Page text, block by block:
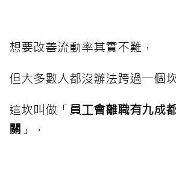
想要改善流動率其實不難，
但大多數人都沒辦法跨過一個坎
這坎叫做「員工會離職有九成
關 」，